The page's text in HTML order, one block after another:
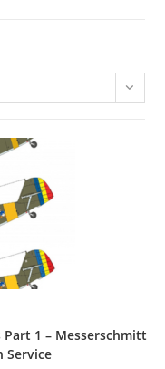
Part 1 – Messerschmitt
Service